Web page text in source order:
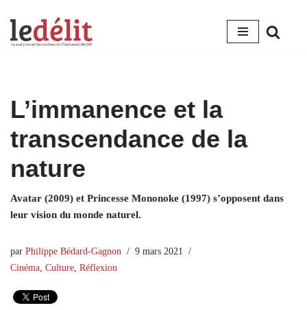
Aller
L’immanence et la
transcendance de la
nature
Avatar (2009) et Princesse Mononoke (1997) s’opposent dans
leur vision du monde naturel.
par Philippe Bédard-Gagnon
9 mars 2021
Cinéma Culture Réflexion